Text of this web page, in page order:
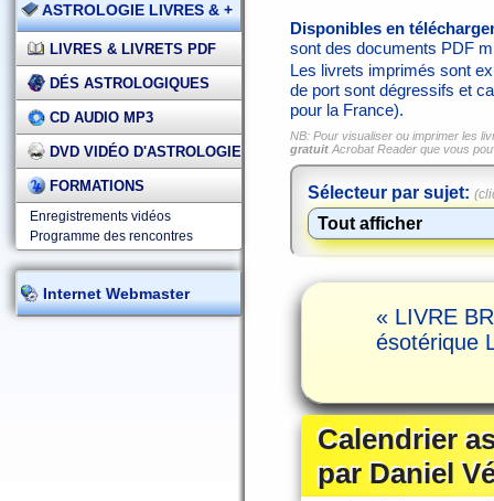
ASTROLOGIE LIVRES & +
LIVRES & LIVRETS PDF
DÉS ASTROLOGIQUES
CD AUDIO MP3
DVD VIDÉO D'ASTROLOGIE
FORMATIONS
Enregistrements vidéos
Programme des rencontres
Internet Webmaster
Disponibles en
sont des documents PDF
Les livrets imprimés sont
de port sont dégressifs et
pour la France).
NB: Pour visualiser ou imprimer les
gratuit Acrobat Reader que vous
Sélecteur par sujet:
« LIVRE
ésotérique
Calendrier
par Daniel